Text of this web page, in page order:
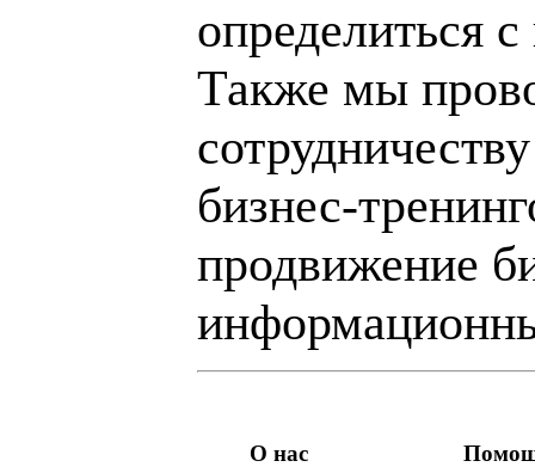
определиться
Также мы
бизнес-
продвижение
О нас